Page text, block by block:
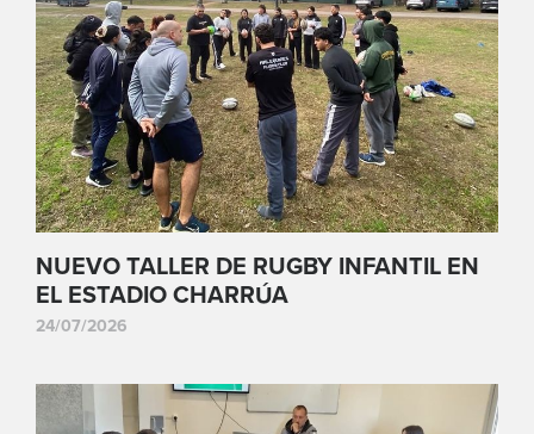
NUEVO TALLER DE RUGBY INFANTIL EN
EL ESTADIO CHARRÚA
24/07/2026